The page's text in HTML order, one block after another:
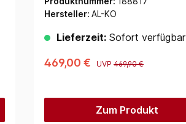
Hersteller: AL-KO
Lieferzeit: Sofort verfügbar
469,00 € UVP 469,90 €
Zum Produkt